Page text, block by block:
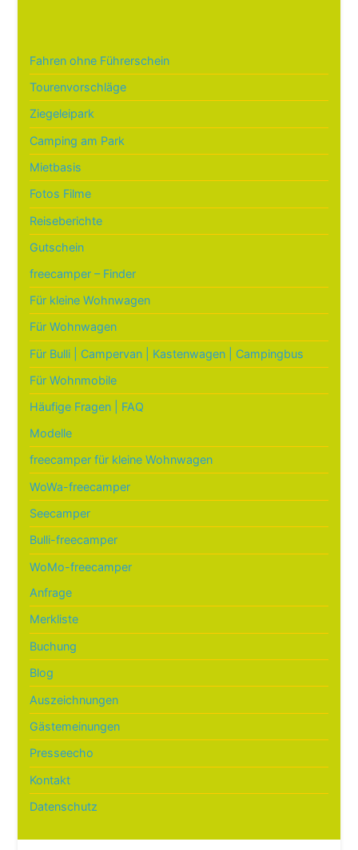
Fahren ohne Führerschein
Tourenvorschläge
Ziegeleipark
Camping am Park
Mietbasis
Fotos Filme
Reiseberichte
Gutschein
freecamper – Finder
Für kleine Wohnwagen
Für Wohnwagen
Für Bulli | Campervan | Kastenwagen | Campingbus
Für Wohnmobile
Häufige Fragen | FAQ
Modelle
freecamper für kleine Wohnwagen
WoWa-freecamper
Seecamper
Bulli-freecamper
WoMo-freecamper
Anfrage
Merkliste
Buchung
Blog
Auszeichnungen
Gästemeinungen
Presseecho
Kontakt
Datenschutz